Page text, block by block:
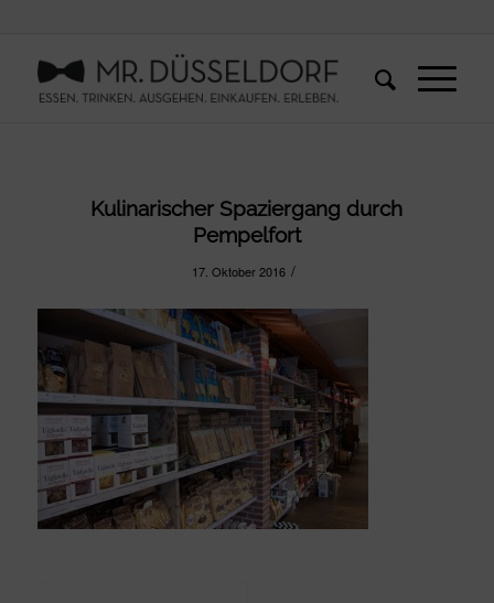
Kulinarischer Spaziergang durch
Pempelfort
17. Oktober 2016 /